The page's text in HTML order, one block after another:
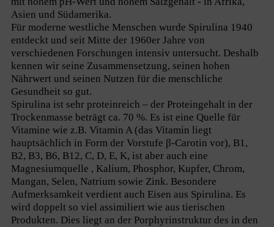
Asien und Südamerika.
Für moderne westliche Menschen wurde Spirulina 1940
entdeckt und seit Mitte der 1960er Jahre von
verschiedenen Forschungen intensiv untersucht. Deshalb
kennen wir seine Zusammensetzung, seinen hohen
Nährwert und seinen Nutzen für die menschliche
Gesundheit so gut.
Spirulina ist sehr proteinreich – der Proteingehalt in der
Trockenmasse beträgt ca. 70 %. Es ist eine Quelle für
Vitamine wie z.B. Vitamin A (das Vitamin liegt
hauptsächlich in Form der Vorstufe β-Carotin vor), B1,
B2, B3, B6, B12, C, D, E, K, ist aber auch eine
Magnesiumquelle , Kalium, Phosphor, Kupfer, Chrom,
Mangan, Selen, Natrium sowie Zink. Besondere
Aufmerksamkeit verdient auch Eisen aus Spirulina. Es
wird doppelt so viel assimiliert wie aus tierischen
Produkten. Dies liegt an der Porphyrinstruktur des in den